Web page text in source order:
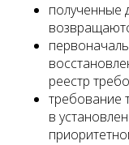
полученные
реестр
требование
в